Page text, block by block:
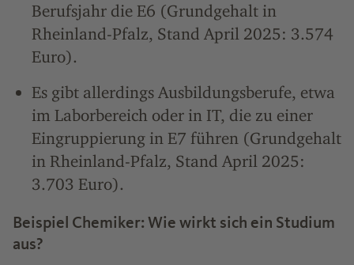
Berufsjahr die E6 (Grundgehalt in
Rheinland-Pfalz, Stand April 2025: 3.574
Euro).
Es gibt allerdings Ausbildungsberufe, etwa
im Laborbereich oder in IT, die zu einer
Eingruppierung in E7 führen (Grundgehalt
in Rheinland-Pfalz, Stand April 2025:
3.703 Euro).
Beispiel Chemiker: Wie wirkt sich ein Studium
aus?